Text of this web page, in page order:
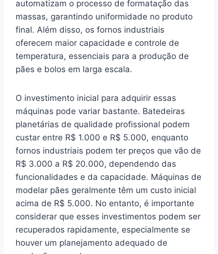
automatizam o processo de formatação das
massas, garantindo uniformidade no produto
final. Além disso, os fornos industriais
oferecem maior capacidade e controle de
temperatura, essenciais para a produção de
pães e bolos em larga escala.
O investimento inicial para adquirir essas
máquinas pode variar bastante. Batedeiras
planetárias de qualidade profissional podem
custar entre R$ 1.000 e R$ 5.000, enquanto
fornos industriais podem ter preços que vão de
R$ 3.000 a R$ 20.000, dependendo das
funcionalidades e da capacidade. Máquinas de
modelar pães geralmente têm um custo inicial
acima de R$ 5.000. No entanto, é importante
considerar que esses investimentos podem ser
recuperados rapidamente, especialmente se
houver um planejamento adequado de